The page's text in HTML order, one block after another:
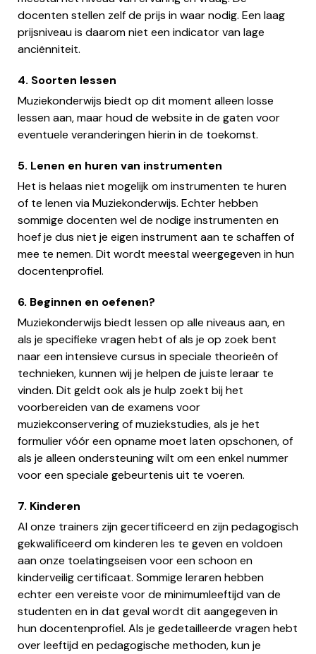
docenten stellen zelf de prijs in waar nodig. Een laag
prijsniveau is daarom niet een indicator van lage
anciënniteit.
4. Soorten lessen
Muziekonderwijs biedt op dit moment alleen losse
lessen aan, maar houd de website in de gaten voor
eventuele veranderingen hierin in de toekomst.
5. Lenen en huren van instrumenten
Het is helaas niet mogelijk om instrumenten te huren
of te lenen via Muziekonderwijs. Echter hebben
sommige docenten wel de nodige instrumenten en
hoef je dus niet je eigen instrument aan te schaffen of
mee te nemen. Dit wordt meestal weergegeven in hun
docentenprofiel.
6. Beginnen en oefenen?
Muziekonderwijs biedt lessen op alle niveaus aan, en
als je specifieke vragen hebt of als je op zoek bent
naar een intensieve cursus in speciale theorieën of
technieken, kunnen wij je helpen de juiste leraar te
vinden. Dit geldt ook als je hulp zoekt bij het
voorbereiden van de examens voor
muziekconservering of muziekstudies, als je het
formulier vóór een opname moet laten opschonen, of
als je alleen ondersteuning wilt om een enkel nummer
voor een speciale gebeurtenis uit te voeren.
7. Kinderen
Al onze trainers zijn gecertificeerd en zijn pedagogisch
gekwalificeerd om kinderen les te geven en voldoen
aan onze toelatingseisen voor een schoon en
kinderveilig certificaat. Sommige leraren hebben
echter een vereiste voor de minimumleeftijd van de
studenten en in dat geval wordt dit aangegeven in
hun docentenprofiel. Als je gedetailleerde vragen hebt
over leeftijd en pedagogische methoden, kun je